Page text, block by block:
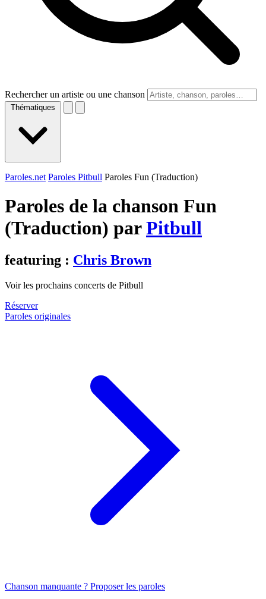
Rechercher un artiste ou une chanson
Thématiques
Paroles.net Paroles Pitbull Paroles Fun (Traduction)
Paroles de la chanson Fun
(Traduction) parPitbull
featuring : Chris Brown
Voir les prochains concerts de Pitbull
Réserver
Paroles originales
Chanson manquante ? Proposer les paroles